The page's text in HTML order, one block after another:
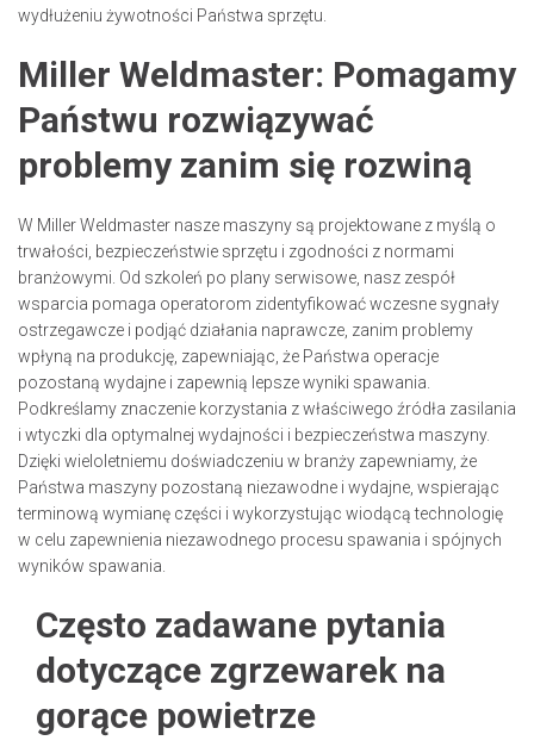
wydłużeniu żywotności Państwa sprzętu.
Miller Weldmaster: Pomagamy
Państwu rozwiązywać
problemy zanim się rozwiną
W Miller Weldmaster nasze maszyny są projektowane z myślą o
trwałości, bezpieczeństwie sprzętu i zgodności z normami
branżowymi. Od szkoleń po plany serwisowe, nasz zespół
wsparcia pomaga operatorom zidentyfikować wczesne sygnały
ostrzegawcze i podjąć działania naprawcze, zanim problemy
wpłyną na produkcję, zapewniając, że Państwa operacje
pozostaną wydajne i zapewnią lepsze wyniki spawania.
Podkreślamy znaczenie korzystania z właściwego źródła zasilania
i wtyczki dla optymalnej wydajności i bezpieczeństwa maszyny.
Dzięki wieloletniemu doświadczeniu w branży zapewniamy, że
Państwa maszyny pozostaną niezawodne i wydajne, wspierając
terminową wymianę części i wykorzystując wiodącą technologię
w celu zapewnienia niezawodnego procesu spawania i spójnych
wyników spawania.
Często zadawane pytania
dotyczące zgrzewarek na
gorące powietrze